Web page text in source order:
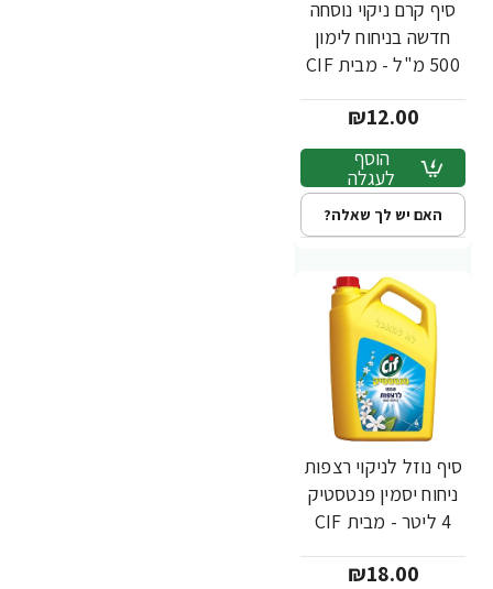
סיף קרם ניקוי נוסחה
חדשה בניחוח לימון
500 מ"ל - מבית CIF
₪12.00
הוסף
לעגלה
האם יש לך שאלה?
סיף נוזל לניקוי רצפות
ניחוח יסמין פנטסטיק
4 ליטר - מבית CIF
₪18.00